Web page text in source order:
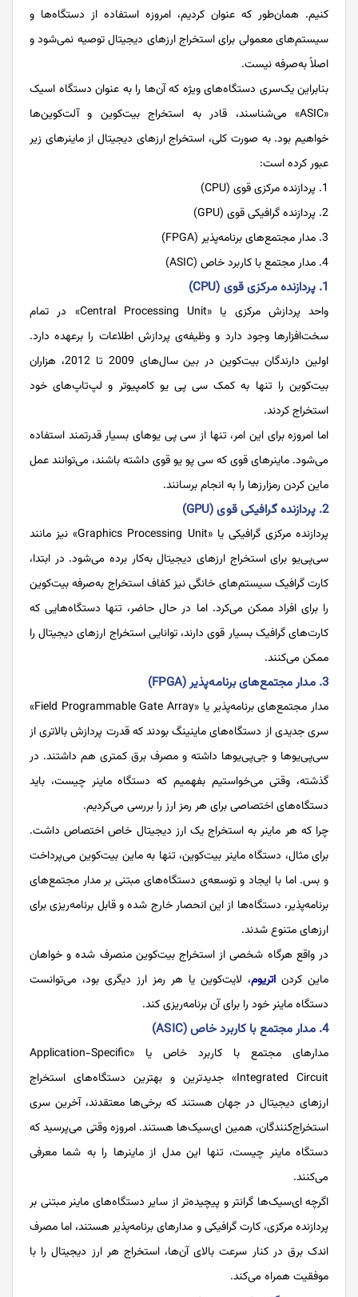
کنیم. همان‌طور که عنوان کردیم، امروزه استفاده از دستگاه‌ها و
سیستم‌های معمولی برای استخراج ارزهای دیجیتال توصیه نمی‌شود و
اصلاً به‌صرفه نیست.
بنابراین یک‌سری دستگاه‌های ویژه که آن‌ها را به عنوان دستگاه‌ اسیک
«ASIC» می‌شناسند، قادر به استخراج بیت‌کوین و آلت‌کوین‌ها
خواهیم بود. به صورت‌ کلی، استخراج ارزهای دیجیتال از ماینرهای زیر
عبور کرده است:
پردازنده مرکزی قوی (CPU)
پردازنده گرافیکی قوی (GPU)
مدار مجتمع‌های برنامه‌پذیر (FPGA)
مدار مجتمع با کاربرد خاص (ASIC)
1. پردازنده مرکزی قوی (CPU)
واحد پردازش مرکزی یا «Central Processing Unit» در تمام
سخت‌افزارها وجود دارد و وظیفه‌ی پردازش اطلاعات را برعهده دارد.
اولین دارندگان بیت‌کوین در بین سال‌های 2009 تا 2012، هزاران
بیت‌کوین را تنها به کمک سی ‌پی ‌یو کامپیوتر و لپ‌تاپ‌های خود
استخراج کردند.
اما امروزه برای این امر، تنها از سی ‌پی‌ یوهای بسیار قدرتمند استفاده
می‌شود. ماینرهای قوی که سی ‌پو‌ یو قوی‌ داشته باشند، می‌توانند عمل
ماین کردن رمزارزها را به انجام برسانند.
2. پردازنده گرافیکی قوی (GPU)
پردازنده مرکزی گرافیکی یا «Graphics Processing Unit» نیز مانند
سی‌پی‌یو برای استخراج ارزهای دیجیتال به‌کار برده می‌شود. در ابتدا،
کارت گرافیک سیستم‌های خانگی نیز کفاف استخراج به‌صرفه بیت‌کوین
را برای افراد ممکن می‌کرد. اما در حال حاضر، تنها دستگاه‌هایی که
کارت‌های گرافیک بسیار قوی دارند، توانایی استخراج ارزهای دیجیتال را
ممکن می‌کنند.
3. مدار مجتمع‌های برنامه‌پذیر (FPGA)
مدار مجتمع‌های برنامه‌پذیر یا «Field Programmable Gate Array»
سری جدیدی از دستگاه‌های ماینینگ بودند که قدرت پردازش بالاتری از
سی‌پی‌يوها و جی‌پی‌یوها داشته و مصرف برق کمتری هم داشتند. در
گذشته، وقتی می‌خواستیم بفهمیم که دستگاه ماینر چیست، باید
دستگاه‌های اختصاصی برای هر رمز ارز را بررسی می‌کردیم.
چرا که هر ماینر به استخراج یک ارز دیجیتال خاص اختصاص داشت.
برای مثال، دستگاه ماینر بیت‌کوین، تنها به ماین بیت‌کوین می‌پرداخت
و بس. اما با ایجاد و توسعه‌ی دستگاه‌های مبتنی بر مدار مجتمع‌های
برنامه‌پذیر، دستگاه‌ها از این انحصار خارج شده و قابل برنامه‌ریزی برای
ارزهای متنوع شدند.
در واقع هرگاه شخصی از استخراج بیت‌کوین منصرف شده و خواهان
ماین کردن اتریوم، لایت‌کوین یا هر رمز ارز دیگری بود، می‌توانست
دستگاه ماینر خود را برای آن برنامه‌ریزی کند.
4. مدار مجتمع با کاربرد خاص (ASIC)
مدارهای مجتمع با کاربرد خاص یا «Application-Specific
Integrated Circuit» جدیدترین و بهترین دستگاه‌های استخراج
ارزهای دیجیتال در جهان هستند که برخی‌ها معتقدند، آخرین سری
استخراج‌کنندگان، همین ای‌سیک‌ها هستند. امروزه وقتی می‌پرسید که
دستگاه ماینر چیست، تنها این مدل از ماینرها را به شما معرفی
می‌کنند.
اگرچه ای‌سیک‌ها گرانتر و پیچیده‌تر از سایر دستگاه‌های ماینر مبتنی بر
پردازنده مرکزی، کارت گرافیکی و مدارهای برنامه‌پذیر هستند، اما مصرف
اندک برق در کنار سرعت بالای آن‌ها، استخراج هر ارز دیجیتال را با
موفقیت همراه می‌کند.